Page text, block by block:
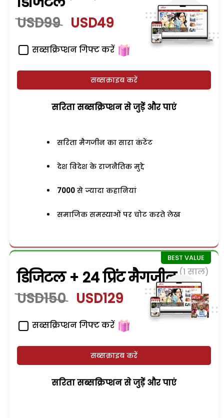
USD99 USD49
सब्सक्रिप्शन गिफ्ट करें
सब्सक्राइब करें
सरिता सब्सक्रिप्शन से जुड़ेें और पाएं
सरिता मैगजीन का सारा कंटेंट
देश विदेश के राजनैतिक मुद्दे
7000 से ज्यादा कहानियां
समाजिक समस्याओं पर चोट करते लेख
डिजिटल + 24 प्रिंट मैगजीन (1 साल)
USD150 USD129
सब्सक्रिप्शन गिफ्ट करें
सब्सक्राइब करें
सरिता सब्सक्रिप्शन से जुड़ेें और पाएं